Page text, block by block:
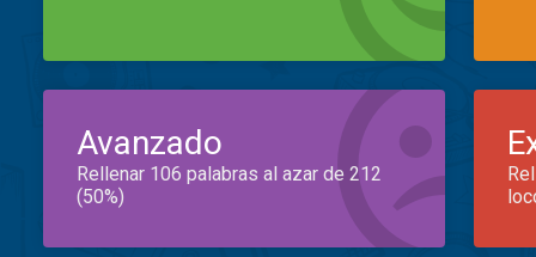
Avanzado
Rellenar 106 palabras al azar de 212
(50%)